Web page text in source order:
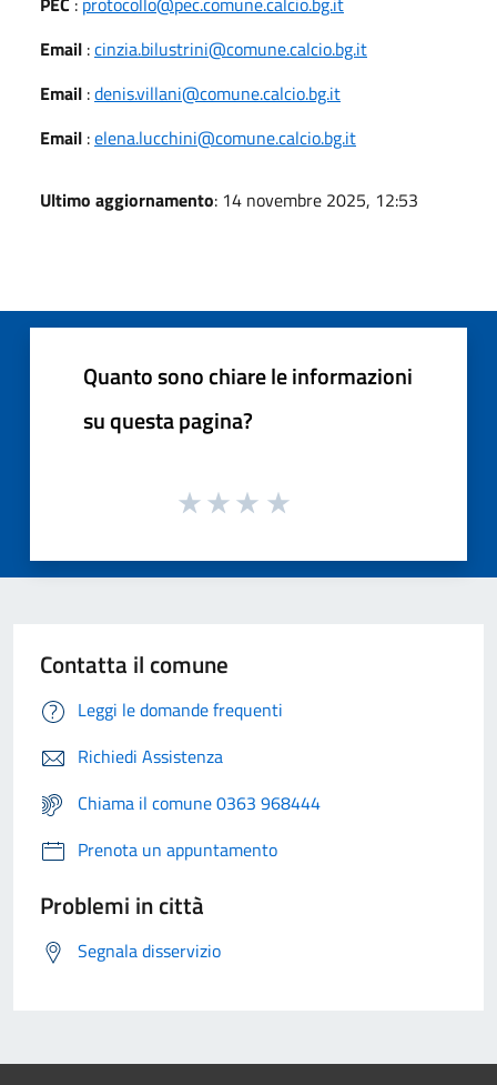
Email :cinzia.bilustrini@comune.calcio.bg.it
Email :denis.villani@comune.calcio.bg.it
Email :elena.lucchini@comune.calcio.bg.it
Ultimo aggiornamento: 14 novembre 2025, 12:53
Quanto sono chiare le informazioni
su questa pagina?
Contatta il comune
Leggi le domande frequenti
Richiedi Assistenza
Chiama il comune 0363 968444
Prenota un appuntamento
Problemi in città
Segnala disservizio